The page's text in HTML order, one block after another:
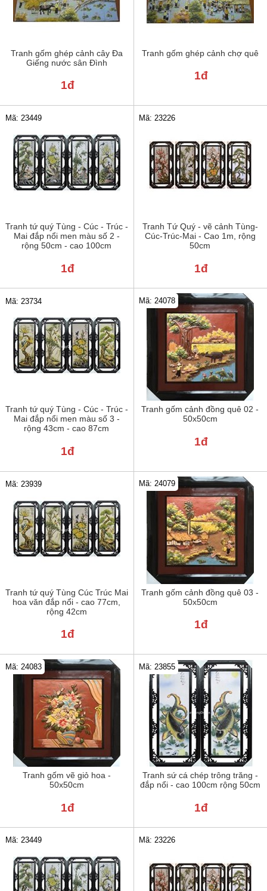
Tranh gốm ghép cảnh cây Đa
Giếng nước sân Đình
1đ
Tranh gốm ghép cảnh chợ quê
1đ
Tranh tứ quý Tùng - Cúc - Trúc -
Mai đắp nổi men màu số 2 -
rộng 50cm - cao 100cm
Mã: 23449
1đ
Tranh Tứ Quý - vẽ cảnh Tùng-
Cúc-Trúc-Mai - Cao 1m, rộng
50cm
Mã: 23226
1đ
Tranh tứ quý Tùng - Cúc - Trúc -
Mai đắp nổi men màu số 3 -
rộng 43cm - cao 87cm
Mã: 23734
1đ
Tranh gốm cảnh đồng quê 02 -
50x50cm
Mã: 24078
1đ
Tranh tứ quý Tùng Cúc Trúc Mai
hoa văn đắp nổi - cao 77cm,
rộng 42cm
Mã: 23939
1đ
Tranh gốm cảnh đồng quê 03 -
50x50cm
Mã: 24079
1đ
Tranh gốm vẽ giỏ hoa -
50x50cm
Mã: 24083
1đ
Tranh sứ cá chép trông trăng -
đắp nổi - cao 100cm rộng 50cm
Mã: 23855
1đ
Mã: 23449 Mã: 23226